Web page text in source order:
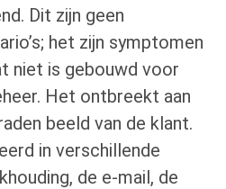
Dit zijn geen
het zijn symptomen
niet is gebouwd voor
Het ontbreekt aan
beeld van de klant.
in verschillende
de e-mail, de